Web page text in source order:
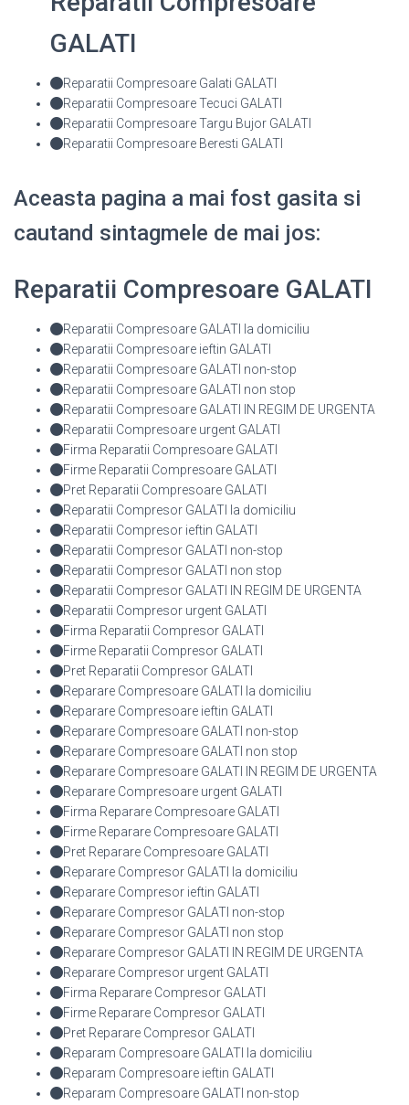
GALATI
Reparatii Compresoare Galati GALATI
Reparatii Compresoare Tecuci GALATI
Reparatii Compresoare Targu Bujor GALATI
Reparatii Compresoare Beresti GALATI
Aceasta pagina a mai fost gasita si
cautand sintagmele de mai jos:
Reparatii Compresoare GALATI
Reparatii Compresoare GALATI la domiciliu
Reparatii Compresoare ieftin GALATI
Reparatii Compresoare GALATI non-stop
Reparatii Compresoare GALATI non stop
Reparatii Compresoare GALATI IN REGIM DE URGENTA
Reparatii Compresoare urgent GALATI
Firma Reparatii Compresoare GALATI
Firme Reparatii Compresoare GALATI
Pret Reparatii Compresoare GALATI
Reparatii Compresor GALATI la domiciliu
Reparatii Compresor ieftin GALATI
Reparatii Compresor GALATI non-stop
Reparatii Compresor GALATI non stop
Reparatii Compresor GALATI IN REGIM DE URGENTA
Reparatii Compresor urgent GALATI
Firma Reparatii Compresor GALATI
Firme Reparatii Compresor GALATI
Pret Reparatii Compresor GALATI
Reparare Compresoare GALATI la domiciliu
Reparare Compresoare ieftin GALATI
Reparare Compresoare GALATI non-stop
Reparare Compresoare GALATI non stop
Reparare Compresoare GALATI IN REGIM DE URGENTA
Reparare Compresoare urgent GALATI
Firma Reparare Compresoare GALATI
Firme Reparare Compresoare GALATI
Pret Reparare Compresoare GALATI
Reparare Compresor GALATI la domiciliu
Reparare Compresor ieftin GALATI
Reparare Compresor GALATI non-stop
Reparare Compresor GALATI non stop
Reparare Compresor GALATI IN REGIM DE URGENTA
Reparare Compresor urgent GALATI
Firma Reparare Compresor GALATI
Firme Reparare Compresor GALATI
Pret Reparare Compresor GALATI
Reparam Compresoare GALATI la domiciliu
Reparam Compresoare ieftin GALATI
Reparam Compresoare GALATI non-stop